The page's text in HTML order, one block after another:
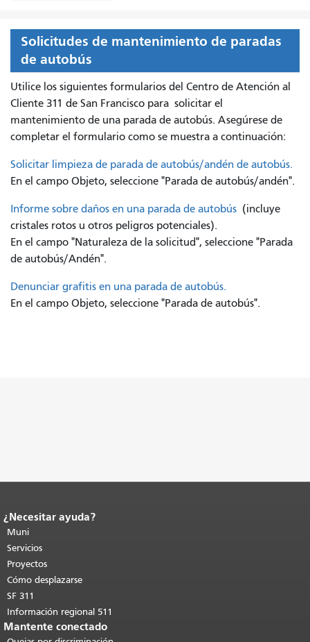
Solicitudes de mantenimiento de paradas
de autobús
Utilice los siguientes formularios del Centro de Atención al
Cliente 311 de San Francisco para solicitar el
mantenimiento de una parada de autobús. Asegúrese de
completar el formulario como se muestra a continuación:
Solicitar limpieza de parada de autobús/andén de autobús.
En el campo Objeto, seleccione "Parada de autobús/andén".
Informe sobre daños en una parada de autobús (incluye
cristales rotos u otros peligros potenciales).
En el campo "Naturaleza de la solicitud", seleccione "Parada
de autobús/Andén".
Denunciar grafitis en una parada de autobús.
En el campo Objeto, seleccione "Parada de autobús".
Fin del contenido de la página.
de esta página se repite en todas las
páginas.Volver al principio del
contenido principal
¿Necesitar ayuda?
Muni
Servicios
Proyectos
Cómo desplazarse
SF 311
Información regional 511
Mantente conectado